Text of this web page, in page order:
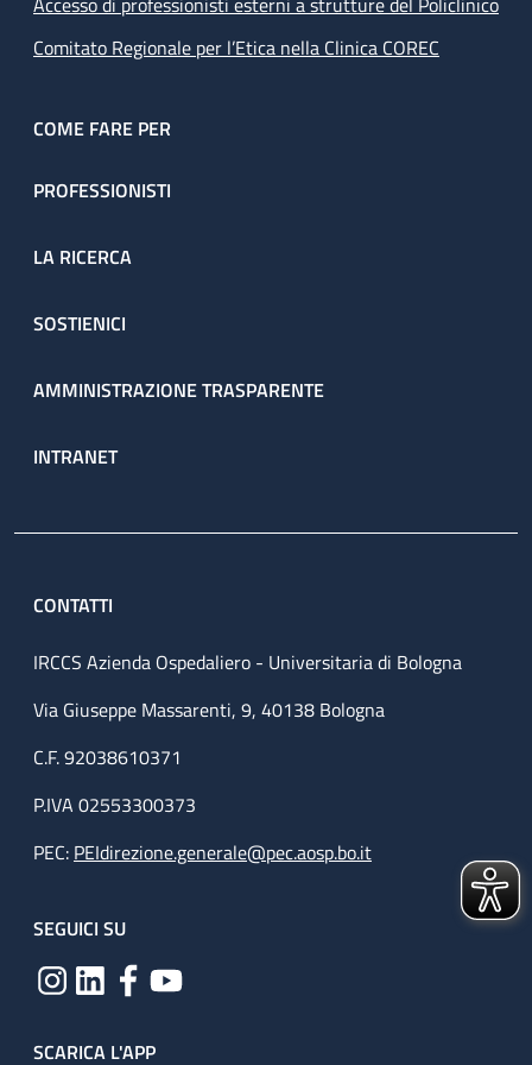
Comitato Regionale per l’Etica nella Clinica COREC
COME FARE PER
PROFESSIONISTI
LA RICERCA
SOSTIENICI
AMMINISTRAZIONE TRASPARENTE
INTRANET
CONTATTI
IRCCS Azienda Ospedaliero - Universitaria di Bologna
Via Giuseppe Massarenti, 9, 40138 Bologna
C.F. 92038610371
P.IVA 02553300373
PEC: PEIdirezione.generale@pec.aosp.bo.it
SEGUICI SU
SCARICA L'APP